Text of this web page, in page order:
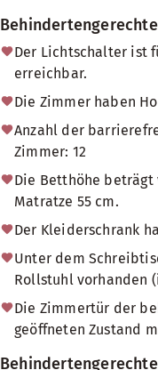
Der Lichtschalter ist
erreichbar.
Die Zimmer haben
Anzahl der
Zimmer: 12
Die Betthöhe beträgt
Matratze 55 cm.
Der Kleiderschrank
Unter dem
Rollstuhl vorhanden
Die Zimmertür der
geöffneten Zustand